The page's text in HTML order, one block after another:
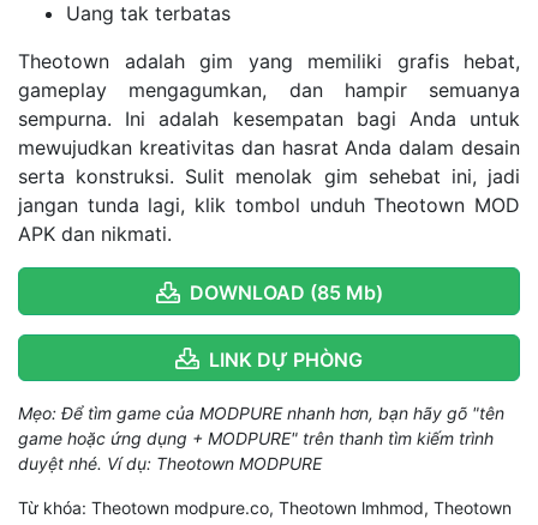
Uang tak terbatas
Theotown adalah gim yang memiliki grafis hebat,
gameplay mengagumkan, dan hampir semuanya
sempurna. Ini adalah kesempatan bagi Anda untuk
mewujudkan kreativitas dan hasrat Anda dalam desain
serta konstruksi. Sulit menolak gim sehebat ini, jadi
jangan tunda lagi, klik tombol unduh Theotown MOD
APK dan nikmati.
DOWNLOAD (85 Mb)
LINK DỰ PHÒNG
Mẹo: Để tìm game của MODPURE nhanh hơn, bạn hãy gõ "tên
game hoặc ứng dụng + MODPURE" trên thanh tìm kiếm trình
duyệt nhé. Ví dụ: Theotown MODPURE
Từ khóa: Theotown modpure.co, Theotown lmhmod, Theotown